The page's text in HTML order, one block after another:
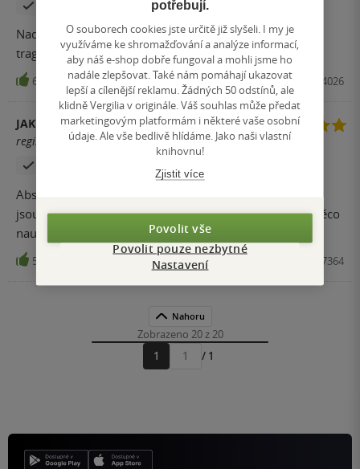
Nadčasové dílo, bohužel jazyk a skladba vět naprosto
tragická - byť v souladu doby.
60 Kniha, Fortuna Libri, 2022, 9788075464026
JAKUB HLUBUČEK
registrovaný uživatel
Absolutně top! Suprově se to čte, jediné co trochu vadí,
jsou zastaralé tvary. Jinak nádhera, a dokonce vás to i něco
naučí.
58 Kniha, Argo, 2012, 9788025707364
Nahoru
Zobrazeno 20 z 20
1
Přejít
/ 1
potřebují.
O souborech cookies jste určitě již slyšeli. I my je
využíváme ke shromažďování a analýze informací,
aby náš e-shop dobře fungoval a mohli jsme ho
nadále zlepšovat. Také nám pomáhají ukazovat
lepší a cílenější reklamu. Žádných 50 odstínů, ale
klidně Vergilia v originále. Váš souhlas může předat
marketingovým platformám i některé vaše osobní
údaje. Ale vše bedlivě hlídáme. Jako naši vlastní
knihovnu!
Zjistit více
Povolit vše
Povolit pouze nezbytné
Nastavení